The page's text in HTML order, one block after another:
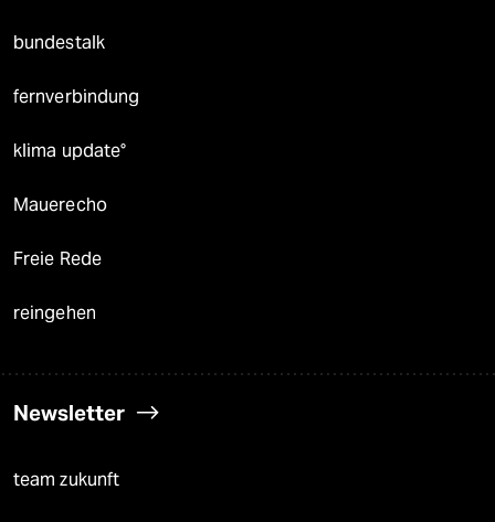
bundestalk
fernverbindung
klima update°
Mauerecho
Freie Rede
reingehen
Newsletter
team zukunft